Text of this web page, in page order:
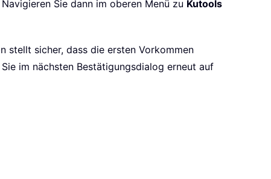
Sie dann im oberen Menü zu Kutools
stellt sicher, dass die ersten Vorkommen
im nächsten Bestätigungsdialog erneut auf